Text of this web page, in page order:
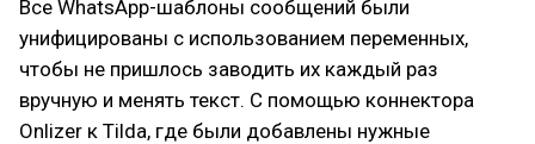
Все WhatsApp-шаблоны сообщений были
унифицированы с использованием переменных,
чтобы не пришлось заводить их каждый раз
вручную и менять текст. С помощью коннектора
Onlizer к Tilda, где были добавлены нужные